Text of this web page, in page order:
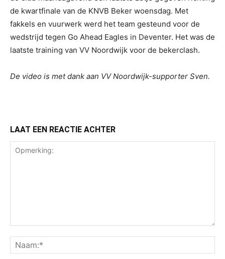
de kwartfinale van de KNVB Beker woensdag. Met
fakkels en vuurwerk werd het team gesteund voor de
wedstrijd tegen Go Ahead Eagles in Deventer. Het was de
laatste training van VV Noordwijk voor de bekerclash.
De video is met dank aan VV Noordwijk-supporter Sven.
LAAT EEN REACTIE ACHTER